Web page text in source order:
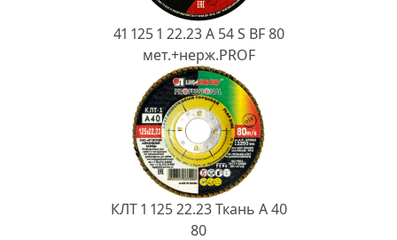
41 125 1 22.23 A 54 S BF 80
мет.+нерж.PROF
КЛТ 1 125 22.23 Ткань A 40
80